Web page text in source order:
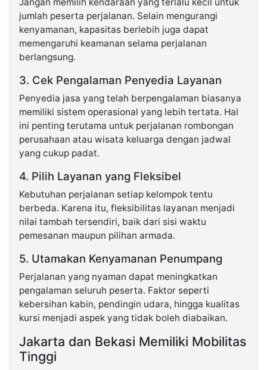
jumlah peserta perjalanan. Selain mengurangi
kenyamanan, kapasitas berlebih juga dapat
memengaruhi keamanan selama perjalanan
berlangsung.
3. Cek Pengalaman Penyedia Layanan
Penyedia jasa yang telah berpengalaman biasanya
memiliki sistem operasional yang lebih tertata. Hal
ini penting terutama untuk perjalanan rombongan
perusahaan atau wisata keluarga dengan jadwal
yang cukup padat.
4. Pilih Layanan yang Fleksibel
Kebutuhan perjalanan setiap kelompok tentu
berbeda. Karena itu, fleksibilitas layanan menjadi
nilai tambah tersendiri, baik dari sisi waktu
pemesanan maupun pilihan armada.
5. Utamakan Kenyamanan Penumpang
Perjalanan yang nyaman dapat meningkatkan
pengalaman seluruh peserta. Faktor seperti
kebersihan kabin, pendingin udara, hingga kualitas
kursi menjadi aspek yang tidak boleh diabaikan.
Jakarta dan Bekasi Memiliki Mobilitas
Tinggi